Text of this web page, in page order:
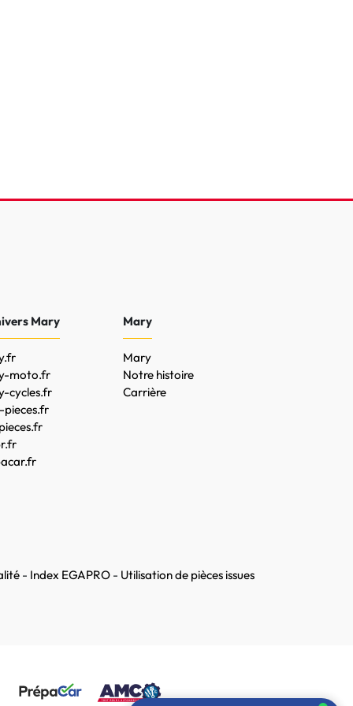
Hybride Rechargeable 225 e-EAT8
Mary
moto.fr
cycles.fr
pieces.fr
Mary
Mary
Notre histoire
Carrière
- Index EGAPRO - Utilisation de pièces issues